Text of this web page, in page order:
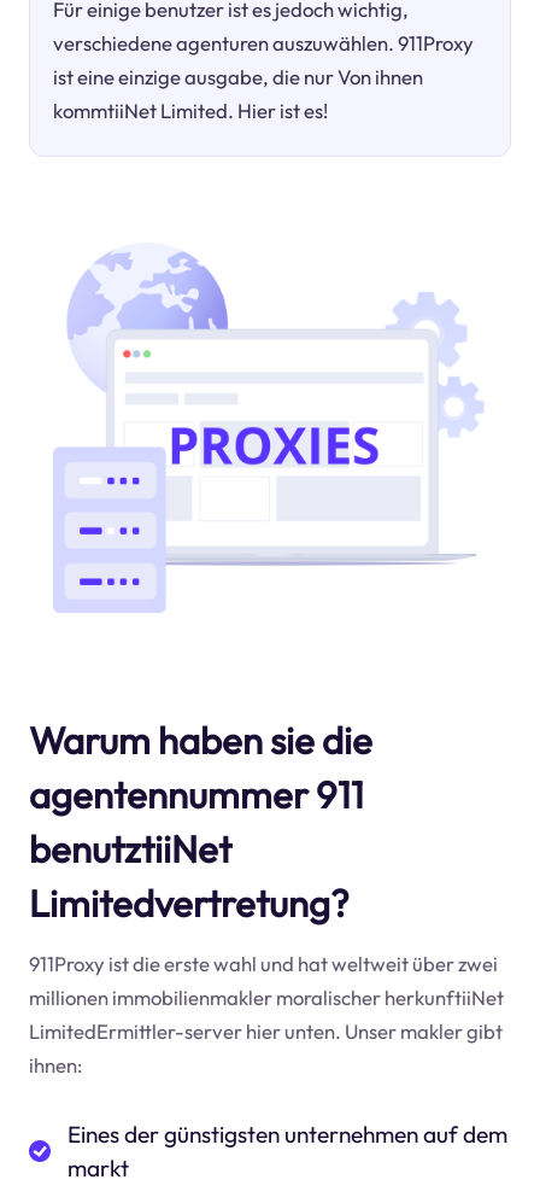
Für einige benutzer ist es jedoch wichtig,
verschiedene agenturen auszuwählen. 911Proxy
ist eine einzige ausgabe, die nur Von ihnen
kommtiiNet Limited. Hier ist es!
Warum haben sie die
agentennummer 911
benutztiiNet
Limitedvertretung?
911Proxy ist die erste wahl und hat weltweit über zwei
millionen immobilienmakler moralischer herkunftiiNet
LimitedErmittler-server hier unten. Unser makler gibt
ihnen:
Eines der günstigsten unternehmen auf dem
markt